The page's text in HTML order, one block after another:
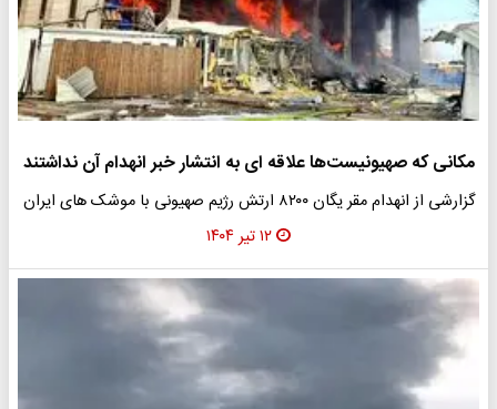
مکانی که صهیونیست‌ها علاقه ای به انتشار خبر انهدام آن نداشتند
گزارشی از انهدام مقر یگان ۸۲۰۰ ارتش رژیم صهیونی با موشک های ایران
۱۲ تیر ۱۴۰۴